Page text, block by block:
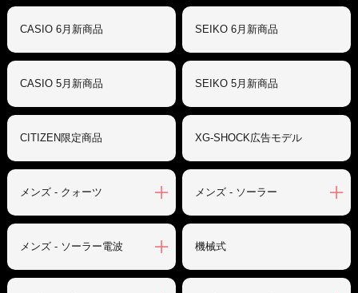
CASIO 6月新商品 SEIKO 6月新商品
CASIO 5月新商品 SEIKO 5月新商品
CITIZEN限定商品 XG-SHOCK広告モデル
メンズ - クォーツ メンズ - ソーラー
メンズ - ソーラー電波 機械式